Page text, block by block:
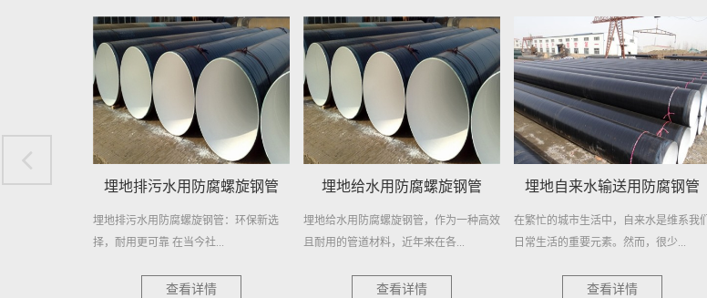
螺旋钢管 埋地给水用防腐螺旋钢管
埋地给水用防腐螺旋钢管，作为一种高效
且耐用的管道材料，近年来在各...
查看详情
埋地自来水输送用防腐钢管
在繁忙的城市生活中，自来水是维系我们
日常生活的重要元素。然而，很少...
查看详情
地埋供水用防腐螺旋钢管
地埋供水用防腐螺旋钢管——高效稳定，
持久耐用 在现代城市供水系统中...
查看详情